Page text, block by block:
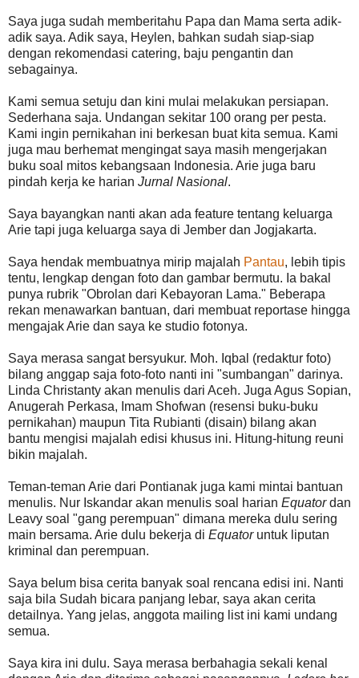
Saya juga sudah memberitahu Papa dan Mama serta adik-
adik saya. Adik saya, Heylen, bahkan sudah siap-siap
dengan rekomendasi catering, baju pengantin dan
sebagainya.
Kami semua setuju dan kini mulai melakukan persiapan.
Sederhana saja. Undangan sekitar 100 orang per pesta.
Kami ingin pernikahan ini berkesan buat kita semua. Kami
juga mau berhemat mengingat saya masih mengerjakan
buku soal mitos kebangsaan Indonesia. Arie juga baru
pindah kerja ke harian Jurnal Nasional.
Saya bayangkan nanti akan ada feature tentang keluarga
Arie tapi juga keluarga saya di Jember dan Jogjakarta.
Saya hendak membuatnya mirip majalah Pantau, lebih tipis
tentu, lengkap dengan foto dan gambar bermutu. Ia bakal
punya rubrik "Obrolan dari Kebayoran Lama." Beberapa
rekan menawarkan bantuan, dari membuat reportase hingga
mengajak Arie dan saya ke studio fotonya.
Saya merasa sangat bersyukur. Moh. Iqbal (redaktur foto)
bilang anggap saja foto-foto nanti ini "sumbangan" darinya.
Linda Christanty akan menulis dari Aceh. Juga Agus Sopian,
Anugerah Perkasa, Imam Shofwan (resensi buku-buku
pernikahan) maupun Tita Rubianti (disain) bilang akan
bantu mengisi majalah edisi khusus ini. Hitung-hitung reuni
bikin majalah.
Teman-teman Arie dari Pontianak juga kami mintai bantuan
menulis. Nur Iskandar akan menulis soal harian Equatordan
Leavy soal "gang perempuan" dimana mereka dulu sering
main bersama. Arie dulu bekerja di Equatoruntuk liputan
kriminal dan perempuan.
Saya belum bisa cerita banyak soal rencana edisi ini. Nanti
saja bila Sudah bicara panjang lebar, saya akan cerita
detailnya. Yang jelas, anggota mailing list ini kami undang
semua.
Saya kira ini dulu. Saya merasa berbahagia sekali kenal